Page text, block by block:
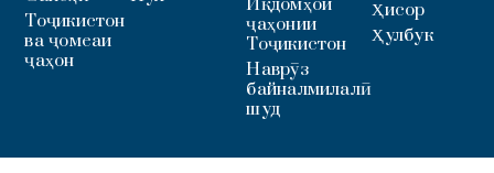
Тоҷикистон
ва ҷомеаи
ҷаҳон
Иқдомҳои
ҷаҳонии
Тоҷикистон
Наврӯз
байналмилалӣ
шуд
Ҳисор
Ҳулбук